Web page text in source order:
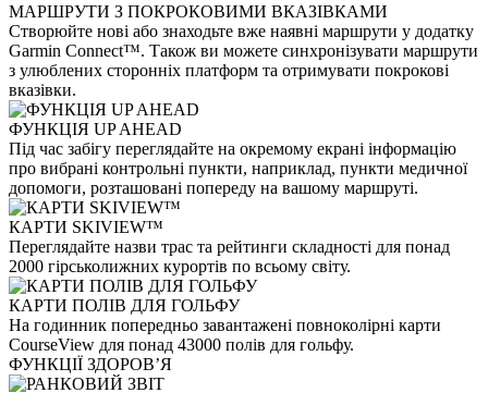
МАРШРУТИ З ПОКРОКОВИМИ ВКАЗІВКАМИ
Створюйте нові або знаходьте вже наявні маршрути у додатку
Garmin Connect™. Також ви можете синхронізувати маршрути
з улюблених сторонніх платформ та отримувати покрокові
вказівки.
ФУНКЦІЯ UP AHEAD
Під час забігу переглядайте на окремому екрані інформацію
про вибрані контрольні пункти, наприклад, пункти медичної
допомоги, розташовані попереду на вашому маршруті.
КАРТИ SKIVIEW™
Переглядайте назви трас та рейтинги складності для понад
2000 гірськолижних курортів по всьому світу.
КАРТИ ПОЛІВ ДЛЯ ГОЛЬФУ
На годинник попередньо завантажені повноколірні карти
CourseView для понад 43000 полів для гольфу.
ФУНКЦІЇ ЗДОРОВʼЯ